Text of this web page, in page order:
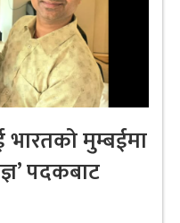
भारतको मुम्बईमा
पदकबाट